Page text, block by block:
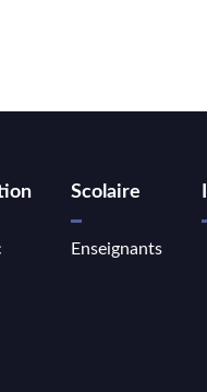
Scolaire
Enseignants